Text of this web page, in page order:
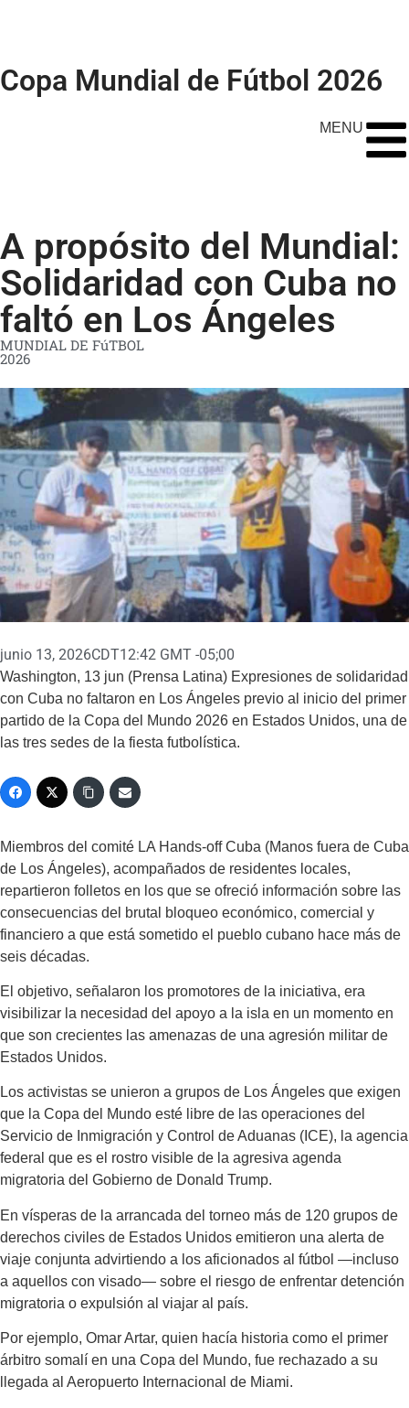
Copa Mundial de Fútbol 2026
MENU
A propósito del Mundial:
Solidaridad con Cuba no
faltó en Los Ángeles
MUNDIAL DE FúTBOL
2026
junio 13, 2026CDT12:42 GMT -05;00
Washington, 13 jun (Prensa Latina) Expresiones de solidaridad
con Cuba no faltaron en Los Ángeles previo al inicio del primer
partido de la Copa del Mundo 2026 en Estados Unidos, una de
las tres sedes de la fiesta futbolística.
Miembros del comité LA Hands-off Cuba (Manos fuera de Cuba
de Los Ángeles), acompañados de residentes locales,
repartieron folletos en los que se ofreció información sobre las
consecuencias del brutal bloqueo económico, comercial y
financiero a que está sometido el pueblo cubano hace más de
seis décadas.
El objetivo, señalaron los promotores de la iniciativa, era
visibilizar la necesidad del apoyo a la isla en un momento en
que son crecientes las amenazas de una agresión militar de
Estados Unidos.
Los activistas se unieron a grupos de Los Ángeles que exigen
que la Copa del Mundo esté libre de las operaciones del
Servicio de Inmigración y Control de Aduanas (ICE), la agencia
federal que es el rostro visible de la agresiva agenda
migratoria del Gobierno de Donald Trump.
En vísperas de la arrancada del torneo más de 120 grupos de
derechos civiles de Estados Unidos emitieron una alerta de
viaje conjunta advirtiendo a los aficionados al fútbol —incluso
a aquellos con visado— sobre el riesgo de enfrentar detención
migratoria o expulsión al viajar al país.
Por ejemplo, Omar Artar, quien hacía historia como el primer
árbitro somalí en una Copa del Mundo, fue rechazado a su
llegada al Aeropuerto Internacional de Miami.